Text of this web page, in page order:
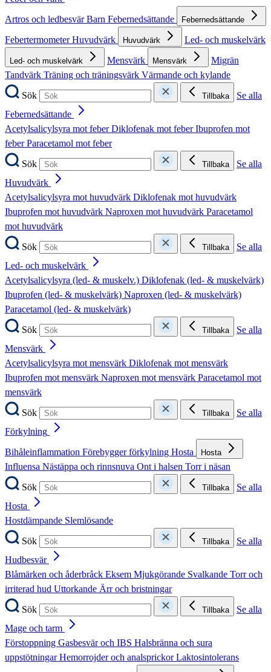
Artros och ledbesvärBarn Febernedsättande Febernedsättande
FebertermometerHuvudvärk Huvudvärk Led- och muskelvärk
Led- och muskelvärk Mensvärk Mensvärk
Migrän
Tandvärk Träning och träningsvärk Värmande och kylande
Sök
Tillbaka
Se alla
Febernedsättande
Acetylsalicylsyra mot feberDiklofenak mot feberIbuprofen mot
feberParacetamol mot feber
Sök
Tillbaka
Se alla
Huvudvärk
Acetylsalicylsyra mot huvudvärk Diklofenak mot huvudvärk
Ibuprofen mot huvudvärk Naproxen mot huvudvärk Paracetamol
mot huvudvärk
Sök
Tillbaka
Se alla
Led- och muskelvärk
Acetylsalicylsyra (led- & muskelv.) Diklofenak (led- & muskelvärk)
Ibuprofen (led- & muskelvärk) Naproxen (led- & muskelvärk)
Paracetamol (led- & muskelvärk)
Sök
Tillbaka
Se alla
Mensvärk
Acetylsalicylsyra mot mensvärk Diklofenak mot mensvärk
Ibuprofen mot mensvärk Naproxen mot mensvärk Paracetamol mot
mensvärk
Sök
Tillbaka
Se alla
Förkylning
Bihåleinflammation Förebygger förkylning Hosta Hosta
Influensa Nästäppa och rinnsnuva Ont i halsen Torr i näsan
Sök
Tillbaka
Se alla
Hosta
Hostdämpande Slemlösande
Sök
Tillbaka
Se alla
Hudbesvär
Blåmärken och åderbråck Eksem Mjukgörande Svalkande Torr och
irriterad hud Uttorkande Ärr och bristningar
Sök
Tillbaka
Se alla
Mage och tarm
Förstoppning Gasbesvär och IBS Halsbränna och sura
uppstötningarHemorrojder och analsprickorLaktosintolerans